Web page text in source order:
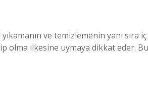
ve temizlemenin yanı sıra iç
olma ilkesine uymaya dikkat eder. Bu